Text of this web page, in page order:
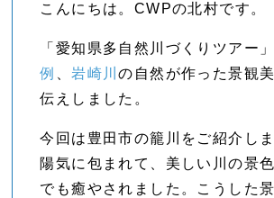
こんにちは。CWPの北村です。
「愛知県多自然川づくりツアー」
例
、岩崎川の自然が作った景観
伝えしました。
今回は豊田市の籠川をご紹介し
陽気に包まれて、美しい川の景
でも癒やされました。こうした